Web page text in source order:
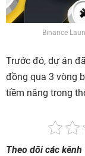
Binance
Trước đó, dự án
đồng qua 3 vòng
tiềm năng trong
Theo dõi các